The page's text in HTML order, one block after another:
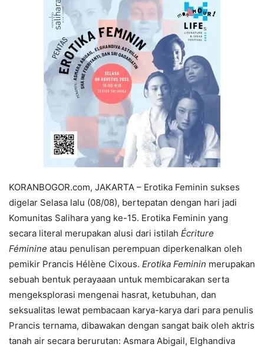
KORANBOGOR.com, JAKARTA – Erotika Feminin sukses
digelar Selasa lalu (08/08), bertepatan dengan hari jadi
Komunitas Salihara yang ke-15. Erotika Feminin yang
secara literal merupakan alusi dari istilah Écriture
Féminine atau penulisan perempuan diperkenalkan oleh
pemikir Prancis Hélène Cixous. Erotika Feminin merupakan
sebuah bentuk perayaaan untuk membicarakan serta
mengeksplorasi mengenai hasrat, ketubuhan, dan
seksualitas lewat pembacaan karya-karya dari para penulis
Prancis ternama, dibawakan dengan sangat baik oleh aktris
tanah air secara berurutan: Asmara Abigail, Elghandiva